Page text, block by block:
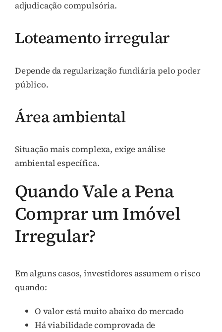
adjudicação compulsória.
Loteamento irregular
Depende da regularização fundiária pelo poder
público.
Área ambiental
Situação mais complexa, exige análise
ambiental específica.
Quando Vale a Pena
Comprar um Imóvel
Irregular?
Em alguns casos, investidores assumem o risco
quando:
O valor está muito abaixo do mercado
Há viabilidade comprovada de